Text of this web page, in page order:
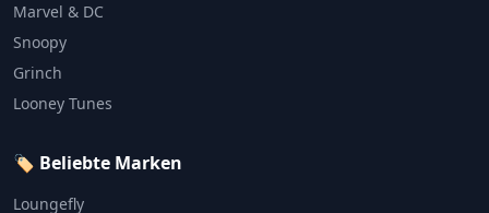
Marvel & DC
Snoopy
Grinch
Looney Tunes
🏷️ Beliebte Marken
Loungefly